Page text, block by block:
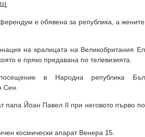
е обявена за република, а жените
на кралицата на Великобритания
е пряко предавана по телевизията.
в Народна република
Сен.
папа Йоан Павел II при неговото първо
космически апарат Венера 15.